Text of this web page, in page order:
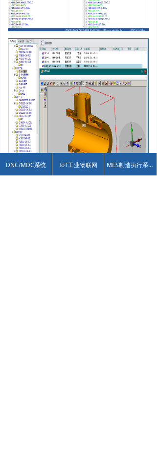
DNC/MDC系统 IoT工业物联网 MES制造执行系统